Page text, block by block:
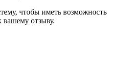
чтобы иметь возможность
вашему отзыву.